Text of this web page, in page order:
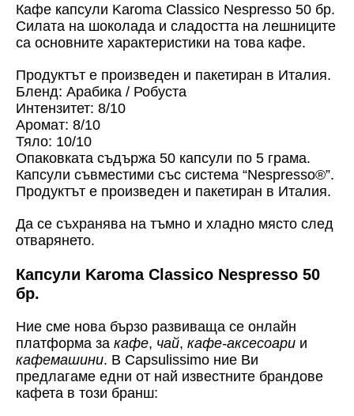
Кафе капсули Karoma Classico Nespresso 50 бр.
Силата на шоколада и сладостта на лешниците
са основните характеристики на това кафе.
Продуктът е произведен и пакетиран в Италия.
Бленд: Арабика / Робуста
Интензитет: 8/10
Аромат: 8/10
Тяло: 10/10
Опаковката съдържа 50 капсули по 5 грама.
Капсули съвместими със система “Nespresso®”.
Продуктът е произведен и пакетиран в Италия.
Да се съхранява на тъмно и хладно място след
отварянето.
Капсули Karoma Classico Nespresso 50
бр.
Ние сме нова бързо развиваща се онлайн
платформа за кафе, чай, кафе-аксесоари и
кафемашини. В Capsulissimo ние Ви
предлагаме едни от най известните брандове
кафета в този бранш: